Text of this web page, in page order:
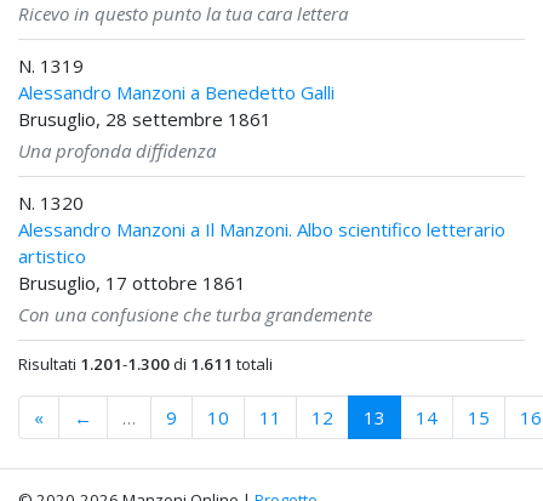
Ricevo in questo punto la tua cara lettera
N. 1319
Alessandro Manzoni a Benedetto Galli
Brusuglio, 28 settembre 1861
Una profonda diffidenza
N. 1320
Alessandro Manzoni a Il Manzoni. Albo scientifico letterario
artistico
Brusuglio, 17 ottobre 1861
Con una confusione che turba grandemente
Risultati 1.201-1.300di 1.611 totali
« ← … 9 10 11 12 13 14 15 16